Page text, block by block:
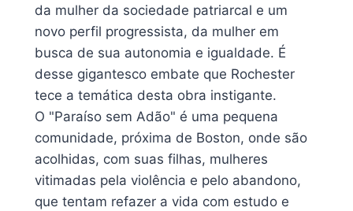
da mulher da sociedade patriarcal e um
novo perfil progressista, da mulher em
busca de sua autonomia e igualdade. É
desse gigantesco embate que Rochester
tece a temática desta obra instigante.
O "Paraíso sem Adão" é uma pequena
comunidade, próxima de Boston, onde são
acolhidas, com suas filhas, mulheres
vitimadas pela violência e pelo abandono,
que tentam refazer a vida com estudo e